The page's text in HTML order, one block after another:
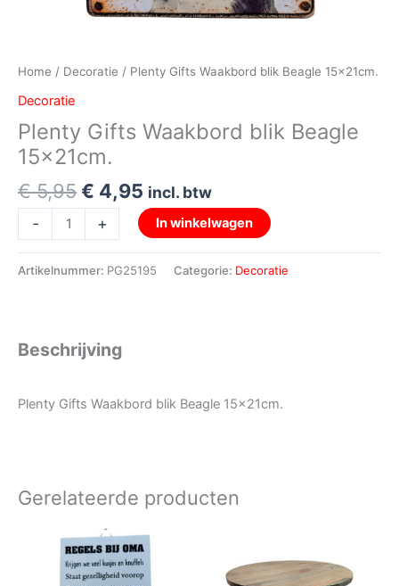
Home / Decoratie / Plenty Gifts Waakbord blik Beagle 15x21cm.
Decoratie
Plenty Gifts Waakbord blik Beagle
15x21cm.
€5,95€ 4,95 incl. btw
-
+ In winkelwagen
Artikelnummer: PG25195 Categorie: Decoratie
Beschrijving
Plenty Gifts Waakbord blik Beagle 15x21cm.
Gerelateerde producten